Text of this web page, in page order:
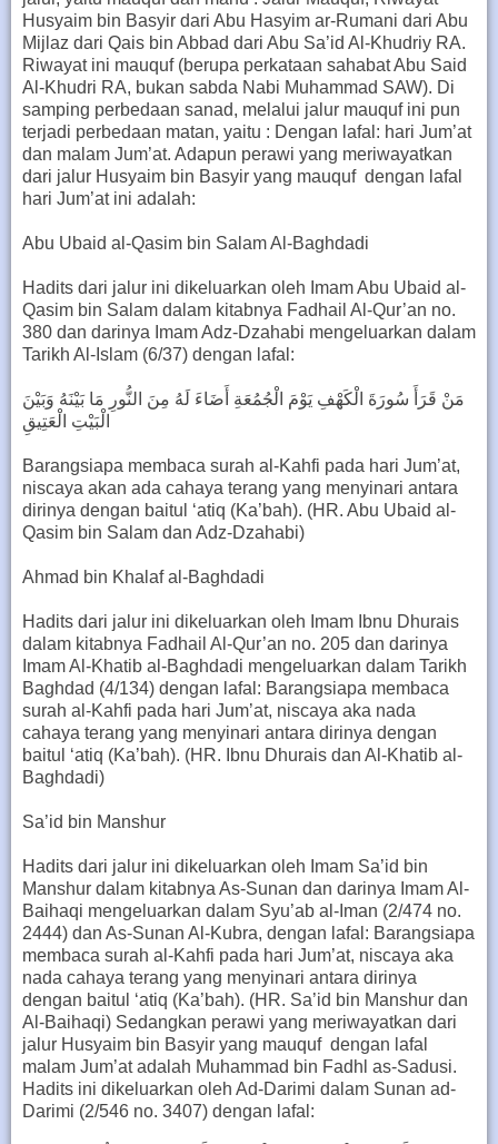
Husyaim bin Basyir dari Abu Hasyim ar-Rumani dari Abu
Mijlaz dari Qais bin Abbad dari Abu Sa’id Al-Khudriy RA.
Riwayat ini mauquf (berupa perkataan sahabat Abu Said
Al-Khudri RA, bukan sabda Nabi Muhammad SAW). Di
samping perbedaan sanad, melalui jalur mauquf ini pun
terjadi perbedaan matan, yaitu : Dengan lafal: hari Jum’at
dan malam Jum’at. Adapun perawi yang meriwayatkan
dari jalur Husyaim bin Basyir yang mauquf dengan lafal
hari Jum’at ini adalah:
Abu Ubaid al-Qasim bin Salam Al-Baghdadi
Hadits dari jalur ini dikeluarkan oleh Imam Abu Ubaid al-
Qasim bin Salam dalam kitabnya Fadhail Al-Qur’an no.
380 dan darinya Imam Adz-Dzahabi mengeluarkan dalam
Tarikh Al-Islam (6/37) dengan lafal:
مَنْ قَرَأَ سُورَةَ الْكَهْفِ يَوْمَ الْجُمُعَةِ أَضَاءَ لَهُ مِنَ النُّورِ مَا بَيْنَهُ وَبَيْنَ
الْبَيْتِ الْعَتِيقِ
Barangsiapa membaca surah al-Kahfi pada hari Jum’at,
niscaya akan ada cahaya terang yang menyinari antara
dirinya dengan baitul ‘atiq (Ka’bah). (HR. Abu Ubaid al-
Qasim bin Salam dan Adz-Dzahabi)
Ahmad bin Khalaf al-Baghdadi
Hadits dari jalur ini dikeluarkan oleh Imam Ibnu Dhurais
dalam kitabnya Fadhail Al-Qur’an no. 205 dan darinya
Imam Al-Khatib al-Baghdadi mengeluarkan dalam Tarikh
Baghdad (4/134) dengan lafal: Barangsiapa membaca
surah al-Kahfi pada hari Jum’at, niscaya aka nada
cahaya terang yang menyinari antara dirinya dengan
baitul ‘atiq (Ka’bah). (HR. Ibnu Dhurais dan Al-Khatib al-
Baghdadi)
Sa’id bin Manshur
Hadits dari jalur ini dikeluarkan oleh Imam Sa’id bin
Manshur dalam kitabnya As-Sunan dan darinya Imam Al-
Baihaqi mengeluarkan dalam Syu’ab al-Iman (2/474 no.
2444) dan As-Sunan Al-Kubra, dengan lafal: Barangsiapa
membaca surah al-Kahfi pada hari Jum’at, niscaya aka
nada cahaya terang yang menyinari antara dirinya
dengan baitul ‘atiq (Ka’bah). (HR. Sa’id bin Manshur dan
Al-Baihaqi) Sedangkan perawi yang meriwayatkan dari
jalur Husyaim bin Basyir yang mauquf dengan lafal
malam Jum’at adalah Muhammad bin Fadhl as-Sadusi.
Hadits ini dikeluarkan oleh Ad-Darimi dalam Sunan ad-
Darimi (2/546 no. 3407) dengan lafal: